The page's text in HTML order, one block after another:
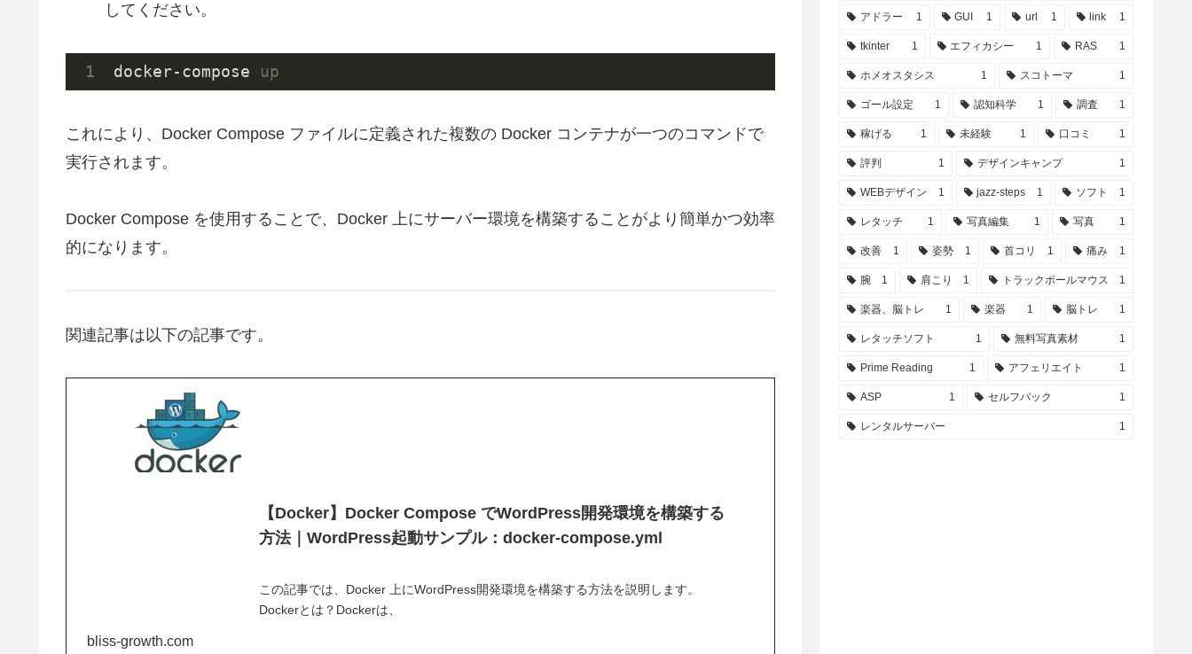
してください。
docker-compose up
これにより、Docker Compose ファイルに定義された複数の Docker コンテナが一つのコマンドで
実行されます。
Docker Compose を使用することで、Docker 上にサーバー環境を構築することがより簡単かつ効率
的になります。
関連記事は以下の記事です。
【Docker】Docker Compose でWordPress開発環境を構築する
方法｜WordPress起動サンプル：docker-compose.yml
この記事では、Docker 上にWordPress開発環境を構築する方法を説明します。
Dockerとは？Dockerは、
bliss-growth.com
アドラー 1 GUI 1 url 1 link 1
tkinter 1 エフィカシー 1 RAS 1
ホメオスタシス 1 スコトーマ 1
ゴール設定 1 認知科学 1 調査 1
稼げる 1 未経験 1 口コミ 1
評判 1 デザインキャンプ 1
WEBデザイン 1 jazz-steps 1 ソフト 1
レタッチ 1 写真編集 1 写真 1
改善 1 姿勢 1 首コリ 1 痛み 1
腕 1 肩こり 1 トラックボールマウス 1
楽器、脳トレ 1 楽器 1 脳トレ 1
レタッチソフト 1 無料写真素材 1
Prime Reading 1 アフェリエイト 1
ASP 1 セルフバック 1
レンタルサーバー 1